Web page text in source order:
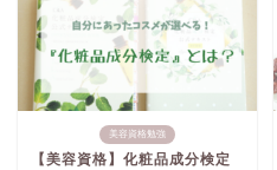
美容資格勉強
【美容資格】化粧品成分検定